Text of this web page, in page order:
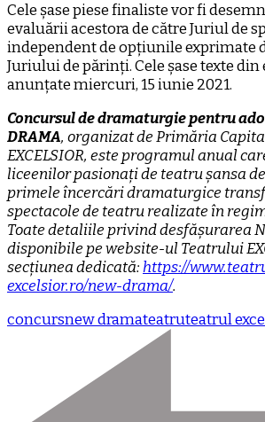
Cele șase piese finaliste vor fi
evaluării acestora de către Juriul de
independent de opțiunile exprimate
Juriului de părinți. Cele șase texte
anunțate miercuri, 15 iunie 2021.
Concursul de dramaturgie pentru
DRAMA, organizat de Primăria
EXCELSIOR, este programul anual
liceenilor pasionați de teatru șansa
primele încercări dramaturgice
spectacole de teatru realizate în
Toate detaliile privind desfășurarea
disponibile pe website-ul Teatrului
secțiunea dedicată:https://
excelsior.ro/new-drama/.
concursnew dramateatruteatrul